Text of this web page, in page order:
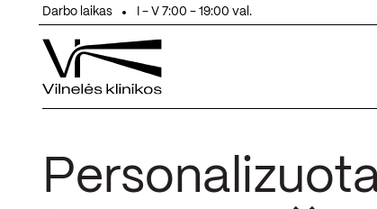
Eiti prie turinio
Darbo laikas I - V 7:00 - 19:00 val.